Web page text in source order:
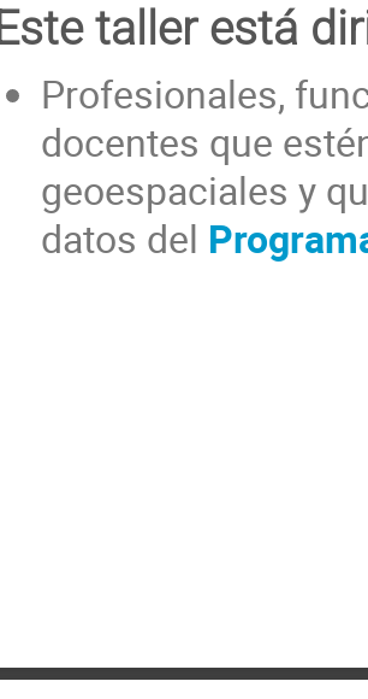
Este taller está
Profesionales,
docentes que
geoespaciales y
datos del